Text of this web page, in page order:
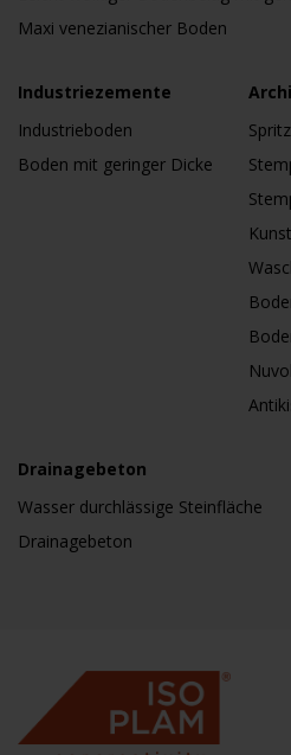
Maxi venezianischer Boden
Industriezemente
Industrieboden
Boden mit geringer Dicke
Drainagebeton
Wasser durchlässige Steinfläche
Drainagebeton